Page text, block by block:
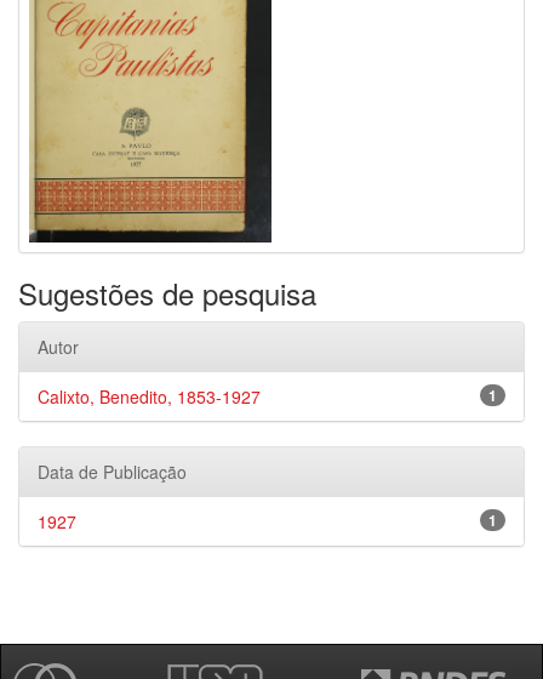
Sugestões de pesquisa
Autor
1
Calixto, Benedito, 1853-1927
Data de Publicação
1
1927